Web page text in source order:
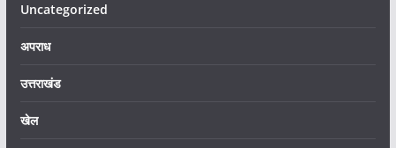
Uncategorized
अपराध
उत्तराखंड
खेल